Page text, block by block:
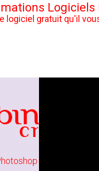
Logiciels
logiciel gratuit qu'il
Initiation à